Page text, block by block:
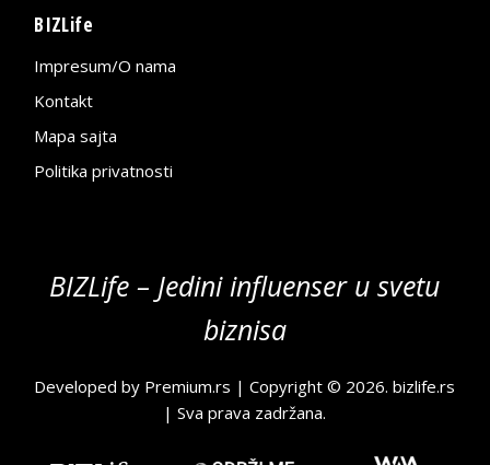
BIZLife
Impresum/O nama
Kontakt
Mapa sajta
Politika privatnosti
BIZLife – Jedini influenser u svetu
biznisa
Developed by Premium.rs | Copyright © 2026.bizlife.rs
| Sva prava zadržana.